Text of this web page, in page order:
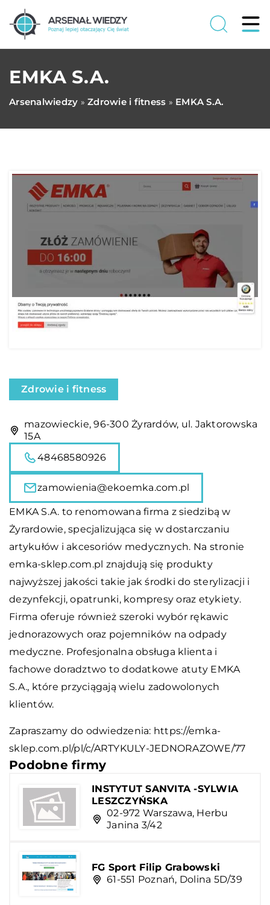
EMKA S.A.
Arsenalwiedzy » Zdrowie i fitness » EMKA S.A.
Zdrowie i fitness
mazowieckie, 96-300 Żyrardów, ul. Jaktorowska
15A
48468580926
zamowienia@ekoemka.com.pl
EMKA S.A. to renomowana firma z siedzibą w
Żyrardowie, specjalizująca się w dostarczaniu
artykułów i akcesoriów medycznych. Na stronie
emka-sklep.com.pl znajdują się produkty
najwyższej jakości takie jak środki do sterylizacji i
dezynfekcji, opatrunki, kompresy oraz etykiety.
Firma oferuje również szeroki wybór rękawic
jednorazowych oraz pojemników na odpady
medyczne. Profesjonalna obsługa klienta i
fachowe doradztwo to dodatkowe atuty EMKA
S.A., które przyciągają wielu zadowolonych
klientów.
Zapraszamy do odwiedzenia: https://emka-
sklep.com.pl/pl/c/ARTYKULY-JEDNORAZOWE/77
Podobne firmy
INSTYTUT SANVITA -SYLWIA
LESZCZYŃSKA
02-972 Warszawa, Herbu
Janina 3/42
FG Sport Filip Grabowski
61-551 Poznań, Dolina 5D/39